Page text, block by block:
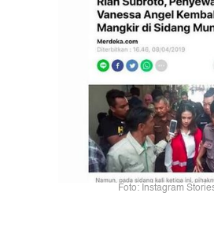
Foto: Instagram